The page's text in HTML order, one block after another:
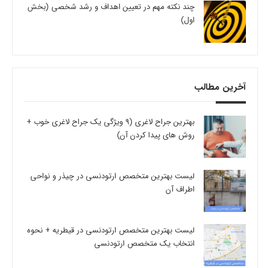
چند نکته مهم در تعیین اهداف و رشد شخصی (بخش
اول)
آخرین مطالب
بهترین جراح لاغری (9 ویژگی یک جراح لاغری خوب +
روش های پیدا کردن آن)
لیست بهترین متخصص ارتودنسی در چیذر و نواحی
اطراف آن
لیست بهترین متخصص ارتودنسی در قیطریه + نحوه
انتخاب یک متخصص ارتودنسی